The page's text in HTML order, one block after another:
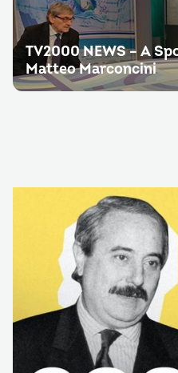
TV2000 NEWS – A
Matteo Marconcini